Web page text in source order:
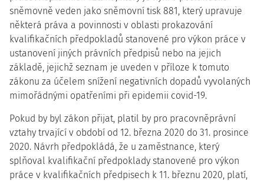
sněmovně veden jako sněmovní tisk 881, který upravuje
některá práva a povinnosti v oblasti prokazování
kvalifikačních předpokladů stanovené pro výkon práce v
ustanovení jiných právních předpisů nebo na jejich
základě, jejichž seznam je uveden v příloze k tomuto
zákonu za účelem snížení negativních dopadů vyvolaných
mimořádnými opatřeními při epidemii covid-19.
Pokud by byl zákon přijat, platil by pro pracovněprávní
vztahy trvající v období od 12. března 2020 do 31. prosince
2020. Návrh předpokládá, že u zaměstnance, který
splňoval kvalifikační předpoklady stanovené pro výkon
práce v kvalifikačních předpisech k 11. březnu 2020, platí,